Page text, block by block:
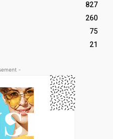
827
260
75
21
-